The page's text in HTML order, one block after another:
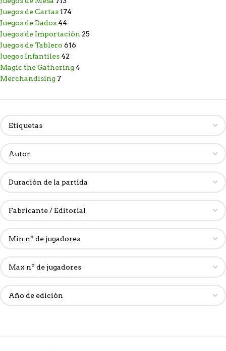
Juegos de Cartas 174
Juegos de Dados 44
Juegos de Importación 25
Juegos de Tablero 616
Juegos Infantiles 42
Magic the Gathering 4
Merchandising 7